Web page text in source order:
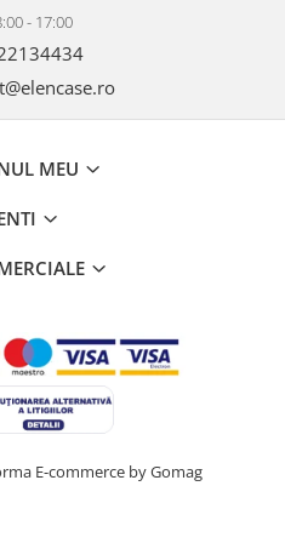
- 17:00
MEU
E-commerce by Gomag